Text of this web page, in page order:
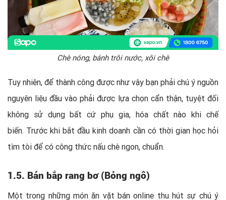
Chè nóng, bánh trôi nước, xôi chè
Tuy nhiên, để thành công được như vậy bạn phải chú ý nguồn
nguyên liệu đầu vào phải được lựa chọn cẩn thận, tuyệt đối
không sử dụng bất cứ phụ gia, hóa chất nào khi chế
biến. Trước khi bắt đầu kinh doanh cần có thời gian học hỏi
tìm tòi để có công thức nấu chè ngon, chuẩn.
1.5. Bán bắp rang bơ (Bỏng ngô)
Một trong những món ăn vặt bán online thu hút sự chú ý